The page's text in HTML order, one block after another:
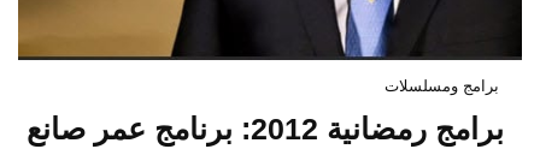
برامج ومسلسلات
برامج رمضانية 2012: برنامج عمر صانع